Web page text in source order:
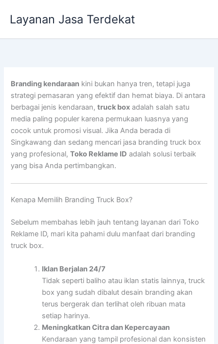
Layanan Jasa Terdekat
Branding kendaraan kini bukan hanya tren, tetapi juga
strategi pemasaran yang efektif dan hemat biaya. Di antara
berbagai jenis kendaraan,truck box adalah salah satu
media paling populer karena permukaan luasnya yang
cocok untuk promosi visual. Jika Anda berada di
Singkawang dan sedang mencari jasa branding truck box
yang profesional,Toko Reklame ID adalah solusi terbaik
yang bisa Anda pertimbangkan.
Kenapa Memilih Branding Truck Box?
Sebelum membahas lebih jauh tentang layanan dari Toko
Reklame ID, mari kita pahami dulu manfaat dari branding
truck box.
Iklan Berjalan 24/7
Tidak seperti baliho atau iklan statis lainnya, truck
box yang sudah dibalut desain branding akan
terus bergerak dan terlihat oleh ribuan mata
setiap harinya.
Meningkatkan Citra dan Kepercayaan
Kendaraan yang tampil profesional dan konsisten